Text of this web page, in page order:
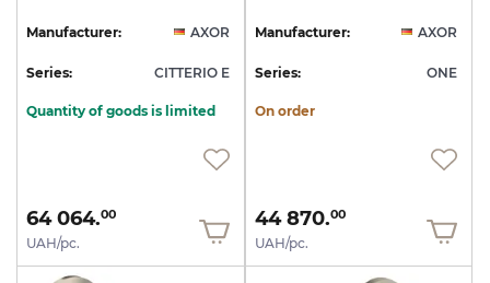
Manufacturer: AXOR
Series: CITTERIO E
Quantity of goods is limited
64 064.00
UAH/pc.
Manufacturer: AXOR
Series: ONE
On order
44 870.00
UAH/pc.